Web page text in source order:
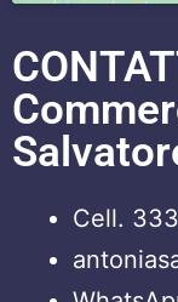
Cell.